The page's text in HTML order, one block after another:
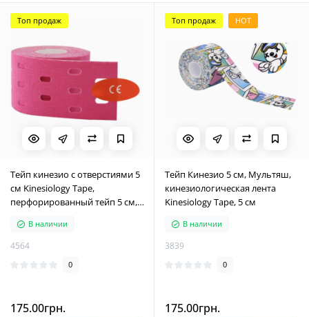
Топ продаж
Тейп кинезио с отверстиями 5
см Kinesiology Tape,
перфорированный тейп 5 см,
В наличии
4564
0
175.00грн.
Топ продаж HOT
Тейп Кинезио 5 см, Мультяш,
кинезиологическая лента
Kinesiology Tape, 5 см
В наличии
3839
0
175.00грн.